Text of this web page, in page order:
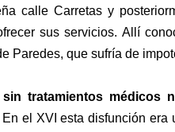
calle Carretas y
sus servicios. Allí
Paredes, que sufría de
sin tratamientos médicos
En el XVI esta disfunción era